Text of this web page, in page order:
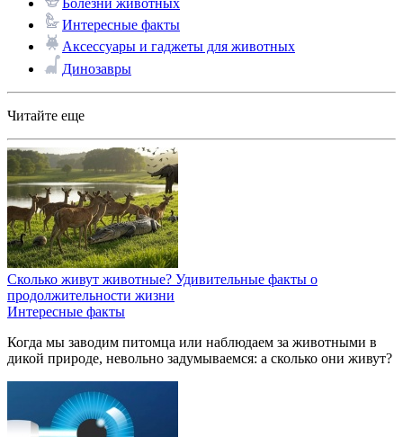
Интересные факты
Аксессуары и гаджеты для животных
Динозавры
Читайте еще
Сколько живут животные? Удивительные факты о
продолжительности жизни
Интересные факты
Когда мы заводим питомца или наблюдаем за животными в
дикой природе, невольно задумываемся: а сколько они живут?